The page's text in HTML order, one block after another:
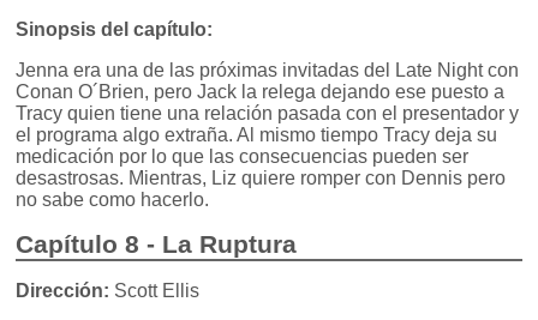
Sinopsis del capítulo:
Jenna era una de las próximas invitadas del Late Night con
Conan O´Brien, pero Jack la relega dejando ese puesto a
Tracy quien tiene una relación pasada con el presentador y
el programa algo extraña. Al mismo tiempo Tracy deja su
medicación por lo que las consecuencias pueden ser
desastrosas. Mientras, Liz quiere romper con Dennis pero
no sabe como hacerlo.
Capítulo 8 - La Ruptura
Dirección: Scott Ellis